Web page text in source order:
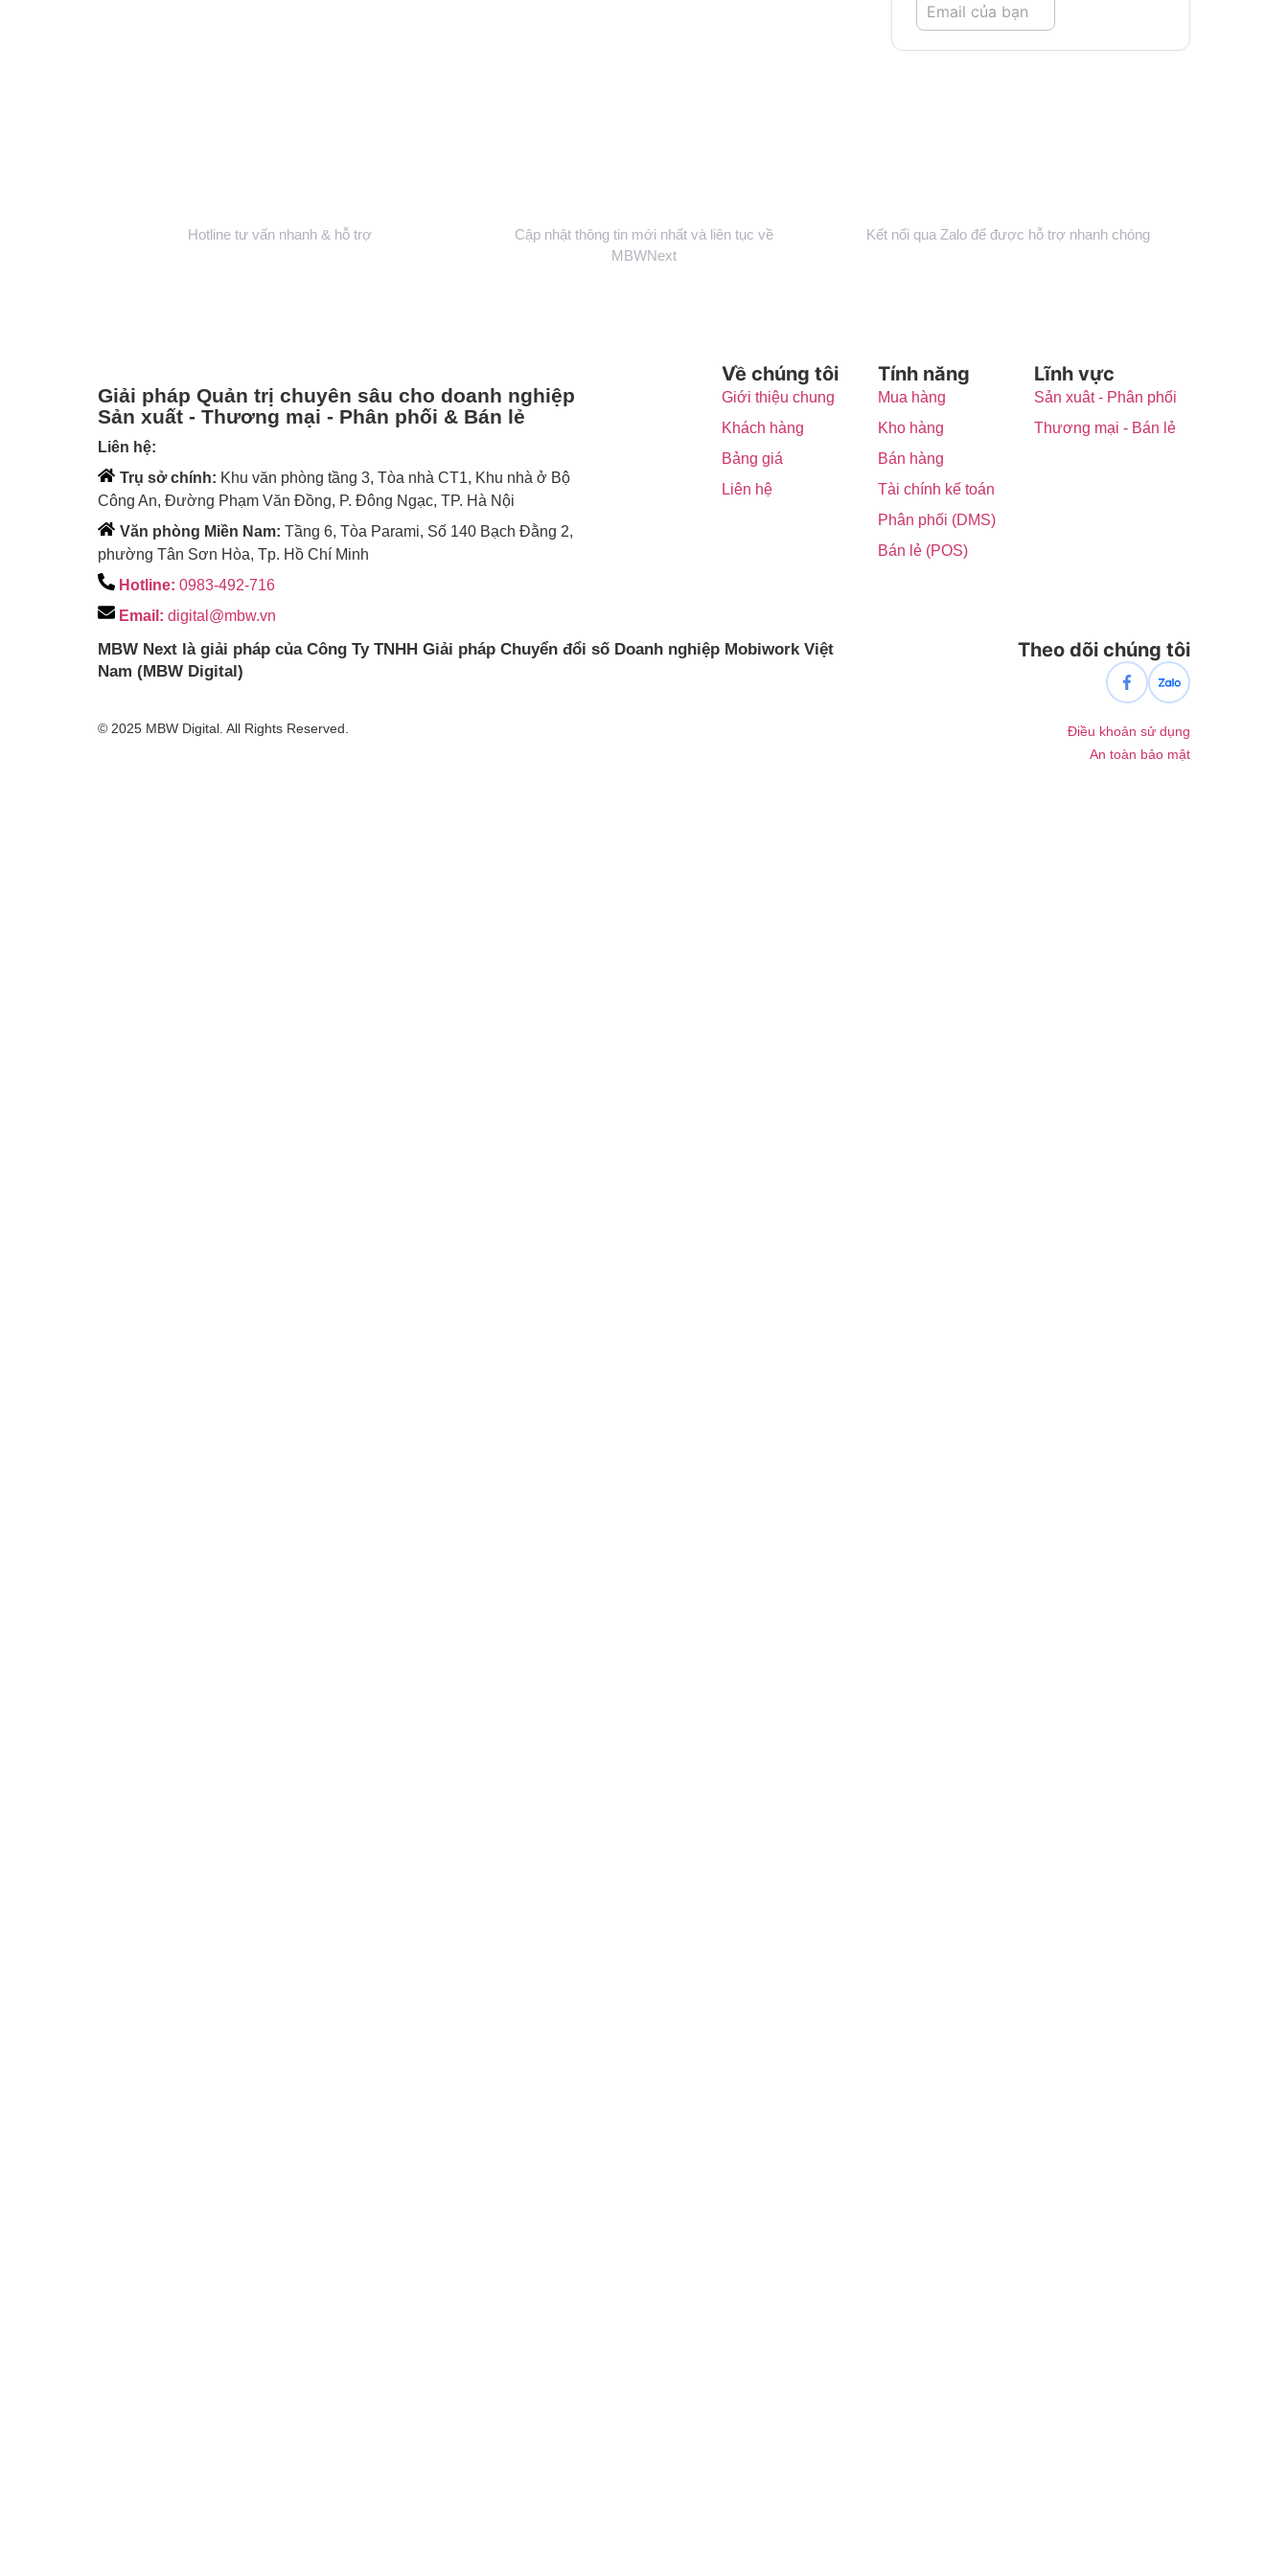
Hotline tư vấn nhanh & hỗ trợ
Cập nhật thông tin mới nhất và liên tục về
MBWNext
Kết nối qua Zalo để được hỗ trợ nhanh chóng
Giải pháp Quản trị chuyên sâu cho doanh nghiệp
Sản xuất - Thương mại - Phân phối & Bán lẻ
Liên hệ:
Trụ sở chính: Khu văn phòng tầng 3, Tòa nhà CT1, Khu nhà ở Bộ
Công An, Đường Phạm Văn Đồng, P. Đông Ngạc, TP. Hà Nội
Văn phòng Miền Nam: Tầng 6, Tòa Parami, Số 140 Bạch Đằng 2,
phường Tân Sơn Hòa, Tp. Hồ Chí Minh
Hotline: 0983-492-716
Email: digital@mbw.vn
Về chúng tôi
Giới thiệu chung
Khách hàng
Bảng giá
Liên hệ
Tính năng
Mua hàng
Kho hàng
Bán hàng
Tài chính kế toán
Phân phối (DMS)
Bán lẻ (POS)
Lĩnh vực
Sản xuât - Phân phối
Thương mại - Bán lẻ
MBW Next là giải pháp của Công Ty TNHH Giải pháp Chuyển đổi số Doanh nghiệp Mobiwork Việt
Nam (MBW Digital)
Theo dõi chúng tôi
© 2025 MBW Digital. All Rights Reserved.
Điều khoản sử dụng
An toàn bảo mật